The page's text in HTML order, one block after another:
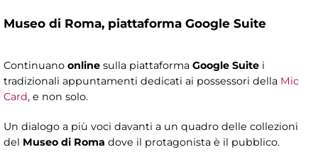
Museo di Roma, piattaforma Google Suite
Continuano online sulla piattaforma Google Suite i
tradizionali appuntamenti dedicati ai possessori della Mic
Card, e non solo.
Un dialogo a più voci davanti a un quadro delle collezioni
del Museo di Roma dove il protagonista è il pubblico.